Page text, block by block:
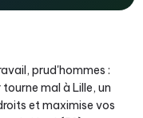
prud'hommes :
mal à Lille, un
et maximise vos